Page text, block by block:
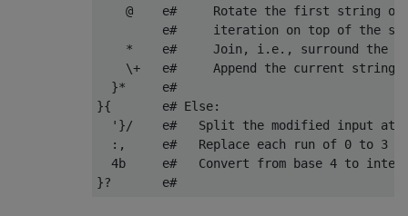
@    e#     Rotate the first string
e#     iteration on top of the
*    e#     Join, i.e., surround the
\+   e#     Append the current string
  }*     e#
}{       e# Else:
'}/    e#   Split the modified input at
:,     e#   Replace each run of 0 to 3
4b     e#   Convert from base 4 to